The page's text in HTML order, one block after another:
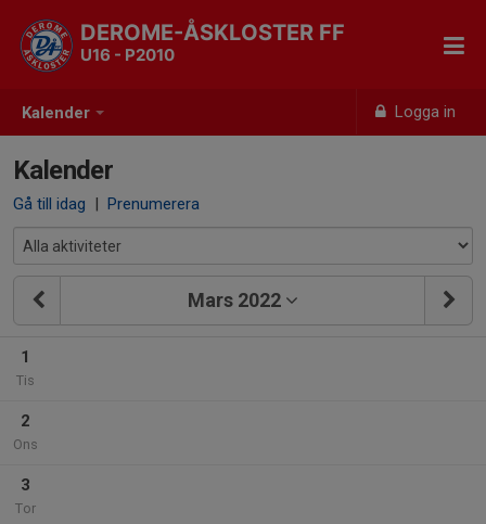
Kalender Logga in
DEROME-ÅSKLOSTER FF
U16 - P2010
Kalender
Gå till idag | Prenumerera
Mars 2022
1
Tis
2
Ons
3
Tor